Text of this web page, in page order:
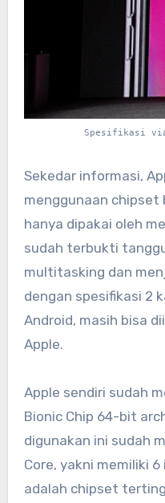
Spesifikasi
Sekedar informasi,
menggunaan chipset
hanya dipakai oleh
sudah terbukti
multitasking dan
dengan spesifikasi 2
Android, masih bisa
Apple.
Apple sendiri sudah
Bionic Chip 64-bit
digunakan ini sudah
Core, yakni memiliki
adalah chipset